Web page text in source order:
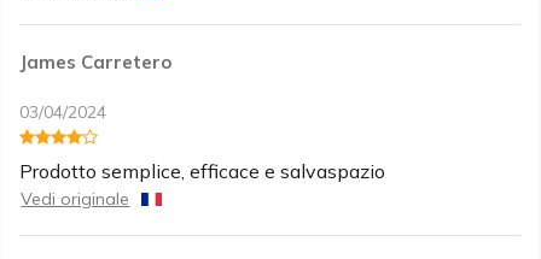
James Carretero
03/04/2024
Prodotto semplice, efficace e salvaspazio
Vedi originale